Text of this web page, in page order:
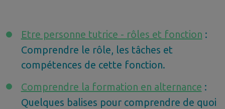
Etre personne tutrice - rôles et fonction :
Comprendre le rôle, les tâches et
compétences de cette fonction.
Comprendre la formation en alternance :
Quelques balises pour comprendre de quoi